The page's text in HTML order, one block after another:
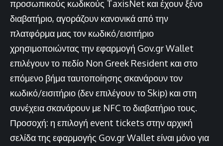
προσωπικούς κωδικούς TaxisNet και έχουν ξένο
διαβατήριο, αγοράζουν κανονικά από την
πλατφόρμα μας τον κωδικό/εισιτήριο
χρησιμοποιώντας την εφαρμογή Gov.gr Wallet
επιλέγουν το πεδίο Non Greek Resident και στο
επόμενο βήμα ταυτοποίησης σκανάρουν τον
κωδικό/εισιτήριο (δεν επιλέγουν το Skip) και στη
συνέχεια σκανάρουν με NFC το διαβατήριο τους.
Προσοχή: η επιλογή event tickets στην αρχική
σελίδα της εφαρμογής Gov.gr Wallet είναι μόνο για